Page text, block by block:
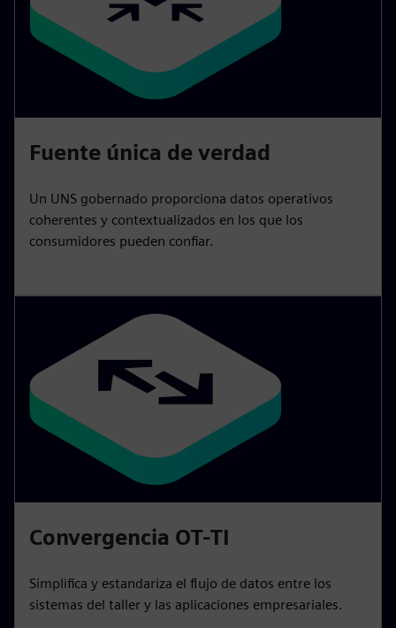
Fuente única de verdad
Un UNS gobernado proporciona datos operativos
coherentes y contextualizados en los que los
consumidores pueden confiar.
Convergencia OT-TI
Simplifica y estandariza el flujo de datos entre los
sistemas del taller y las aplicaciones empresariales.